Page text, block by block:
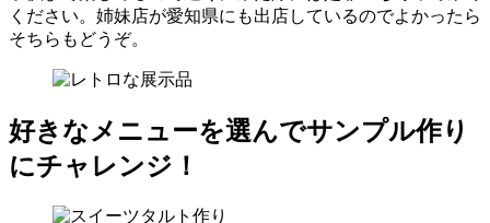
ください。姉妹店が愛知県にも出店しているのでよかったら
そちらもどうぞ。
好きなメニューを選んでサンプル作り
にチャレンジ！